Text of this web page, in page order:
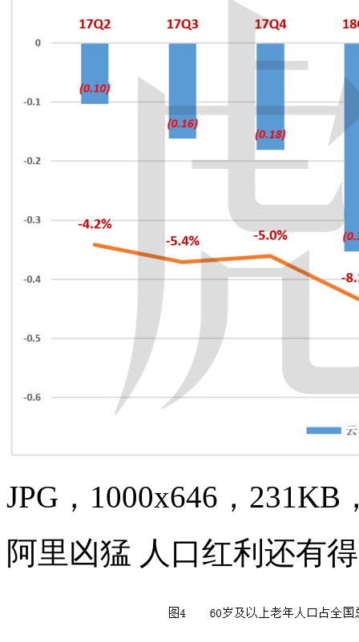
JPG，1000x646，231KB
阿里凶猛 人口红利还有